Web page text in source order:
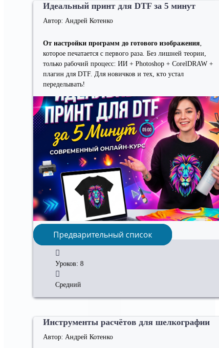
Идеальный принт для DTF за 5 минут
Автор: Андрей Котенко
От настройки программ до готового изображения
которое печатается с первого раза. Без лишней теории,
только рабочий процесс: ИИ + Photoshop + CorelDRAW +
плагин для DTF. Для новичков и тех, кто устал
переделывать!
Уроков: 8
Средний
Предварительный список
Инструменты расчётов для шелкографии
Автор: Андрей Котенко